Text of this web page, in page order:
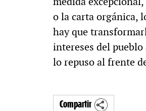
o la carta orgánica,
hay que
intereses del
lo repuso al frente
Compartir